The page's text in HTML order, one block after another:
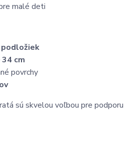
malé deti
podložiek
cm
povrchy
sú skvelou voľbou pre